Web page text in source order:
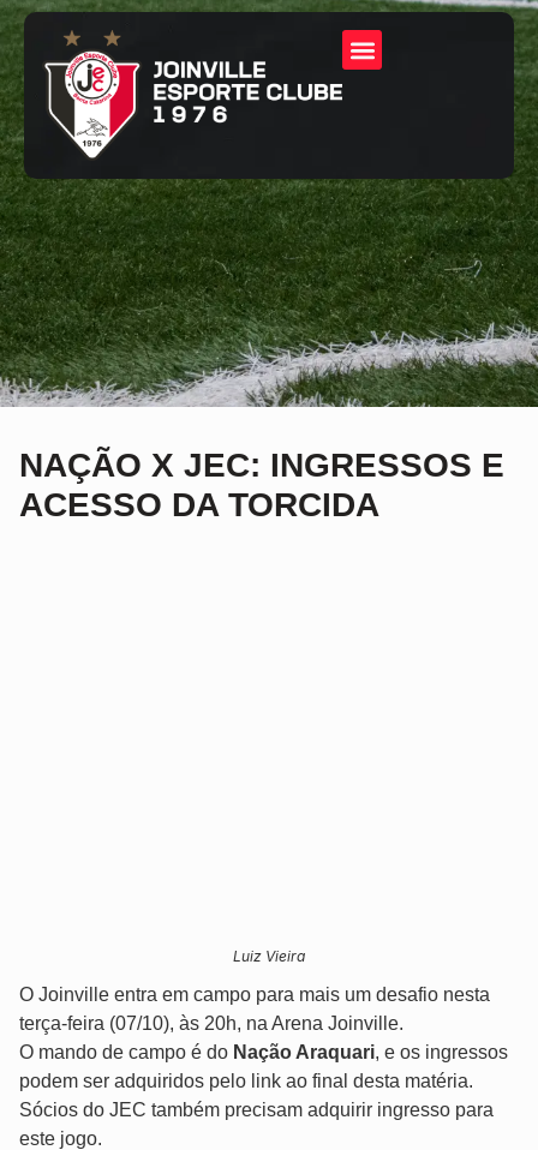
NAÇÃO X JEC: INGRESSOS E
ACESSO DA TORCIDA
Luiz Vieira
O Joinville entra em campo para mais um desafio nesta
terça-feira (07/10), às 20h, na Arena Joinville.
O mando de campo é do Nação Araquari, e os ingressos
podem ser adquiridos pelo link ao final desta matéria.
Sócios do JEC também precisam adquirir ingresso para
este jogo.